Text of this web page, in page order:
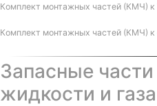
Комплект монтажных частей (КМЧ)
Комплект монтажных частей (КМЧ)
Запасные
жидкости и газа